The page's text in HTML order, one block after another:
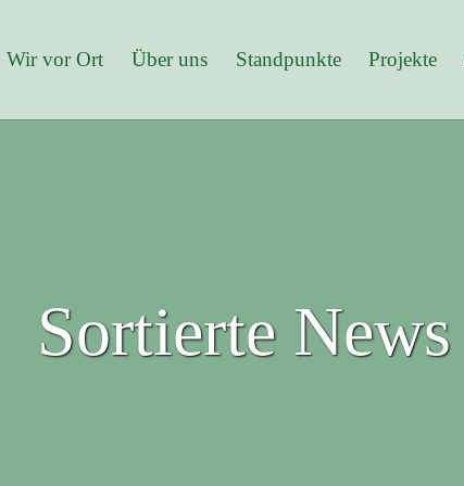
Wir vor Ort Über uns Standpunkte Projekte
Sortierte News